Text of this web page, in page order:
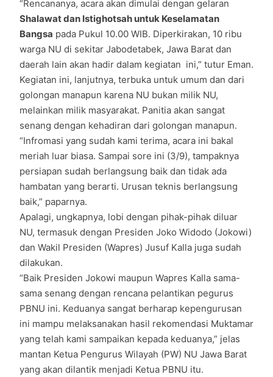
“Rencananya, acara akan dimulai dengan gelaran
Shalawat dan Istighotsah untuk Keselamatan
Bangsa pada Pukul 10.00 WIB. Diperkirakan, 10 ribu
warga NU di sekitar Jabodetabek, Jawa Barat dan
daerah lain akan hadir dalam kegiatan ini,” tutur Eman.
Kegiatan ini, lanjutnya, terbuka untuk umum dan dari
golongan manapun karena NU bukan milik NU,
melainkan milik masyarakat. Panitia akan sangat
senang dengan kehadiran dari golongan manapun.
“Infromasi yang sudah kami terima, acara ini bakal
meriah luar biasa. Sampai sore ini (3/9), tampaknya
persiapan sudah berlangsung baik dan tidak ada
hambatan yang berarti. Urusan teknis berlangsung
baik,” paparnya.
Apalagi, ungkapnya, lobi dengan pihak-pihak diluar
NU, termasuk dengan Presiden Joko Widodo (Jokowi)
dan Wakil Presiden (Wapres) Jusuf Kalla juga sudah
dilakukan.
“Baik Presiden Jokowi maupun Wapres Kalla sama-
sama senang dengan rencana pelantikan pegurus
PBNU ini. Keduanya sangat berharap kepengurusan
ini mampu melaksanakan hasil rekomendasi Muktamar
yang telah kami sampaikan kepada keduanya,” jelas
mantan Ketua Pengurus Wilayah (PW) NU Jawa Barat
yang akan dilantik menjadi Ketua PBNU itu.